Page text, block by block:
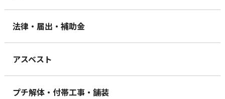
法律・届出・補助金
アスベスト
プチ解体・付帯工事・舗装